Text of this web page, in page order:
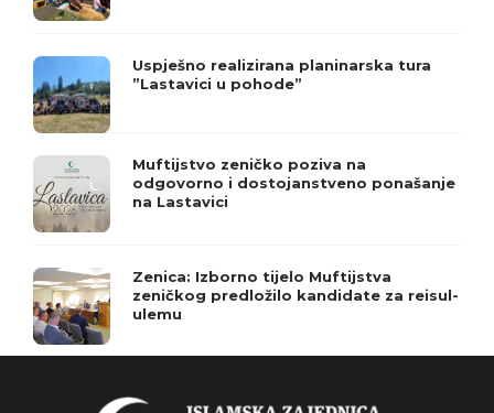
Uspješno realizirana planinarska tura
”Lastavici u pohode”
Muftijstvo zeničko poziva na
odgovorno i dostojanstveno ponašanje
na Lastavici
Zenica: Izborno tijelo Muftijstva
zeničkog predložilo kandidate za reisul-
ulemu